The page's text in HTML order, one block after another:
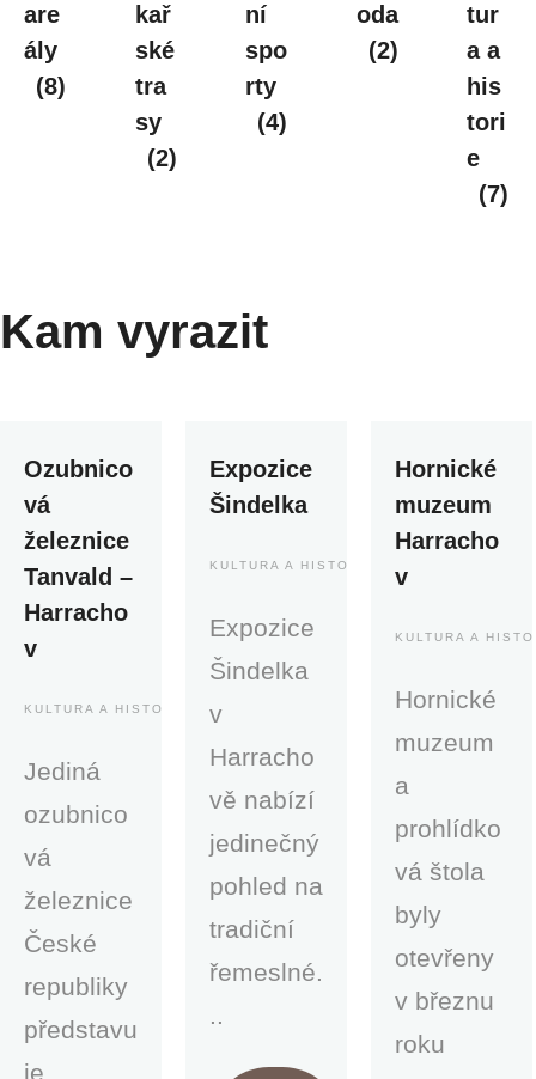
are
ály
(8)
kař
ské
tra
sy
(2)
ní
spo
rty
(4)
oda
(2)
tur
a a
his
tori
e
(7)
Kam vyrazit
Ozubnico
vá
železnice
Tanvald –
Harracho
v
KULTURA A HISTORIE
Jediná
ozubnico
vá
železnice
České
republiky
představu
je
Expozice
Šindelka
KULTURA A HISTORIE
Expozice
Šindelka
v
Harracho
vě nabízí
jedinečný
pohled na
tradiční
řemeslné.
..
Hornické
muzeum
Harracho
v
KULTURA A
Hornické
muzeum
a
prohlídko
vá štola
byly
otevřeny
v březnu
roku